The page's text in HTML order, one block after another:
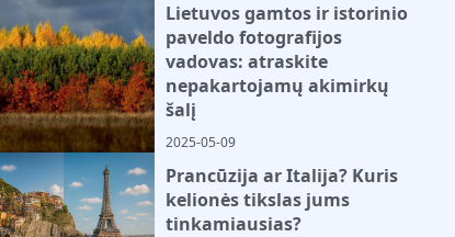
Lietuvos gamtos ir istorinio
paveldo fotografijos
vadovas: atraskite
nepakartojamų akimirkų
šalį
2025-05-09
Prancūzija ar Italija? Kuris
kelionės tikslas jums
tinkamiausias?